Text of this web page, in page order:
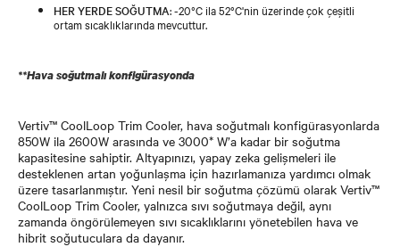
HER YERDE SOĞUTMA: -20°C ila 52°C'nin üzerinde çok çeşitli
ortam sıcaklıklarında mevcuttur.
**Hava soğutmalı konfigürasyonda
Vertiv™ CoolLoop Trim Cooler, hava soğutmalı konfigürasyonlarda
850W ila 2600W arasında ve 3000* W’a kadar bir soğutma
kapasitesine sahiptir. Altyapınızı, yapay zeka gelişmeleri ile
desteklenen artan yoğunlaşma için hazırlamanıza yardımcı olmak
üzere tasarlanmıştır. Yeni nesil bir soğutma çözümü olarak Vertiv™
CoolLoop Trim Cooler, yalnızca sıvı soğutmaya değil, aynı
zamanda öngörülemeyen sıvı sıcaklıklarını yönetebilen hava ve
hibrit soğutuculara da dayanır.